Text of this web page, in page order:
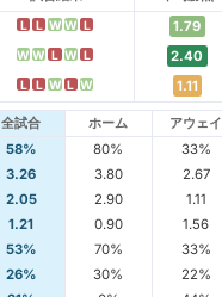
L L W W L
1.79
W W L W L
2.40
L L W L W 1.11
全試合 ホーム
アウェイ
58% 80%
33%
3.26 3.80
2.67
2.05 2.90
1.11
1.21 0.90
1.56
53% 70%
33%
26% 30%
22%